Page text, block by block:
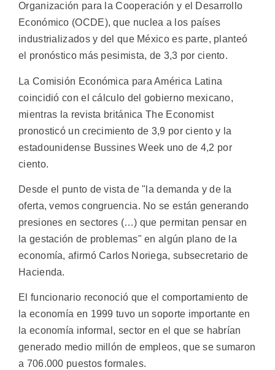
Organización para la Cooperación y el Desarrollo
Económico (OCDE), que nuclea a los países
industrializados y del que México es parte, planteó
el pronóstico más pesimista, de 3,3 por ciento.
La Comisión Económica para América Latina
coincidió con el cálculo del gobierno mexicano,
mientras la revista británica The Economist
pronosticó un crecimiento de 3,9 por ciento y la
estadounidense Bussines Week uno de 4,2 por
ciento.
Desde el punto de vista de "la demanda y de la
oferta, vemos congruencia. No se están generando
presiones en sectores (…) que permitan pensar en
la gestación de problemas" en algún plano de la
economía, afirmó Carlos Noriega, subsecretario de
Hacienda.
El funcionario reconoció que el comportamiento de
la economía en 1999 tuvo un soporte importante en
la economía informal, sector en el que se habrían
generado medio millón de empleos, que se sumaron
a 706.000 puestos formales.